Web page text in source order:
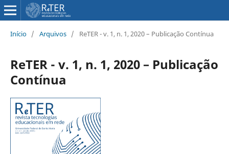
Início / Arquivos / ReTER - v. 1, n. 1, 2020 – Publicação Contínua
ReTER - v. 1, n. 1, 2020 – Publicação
Contínua